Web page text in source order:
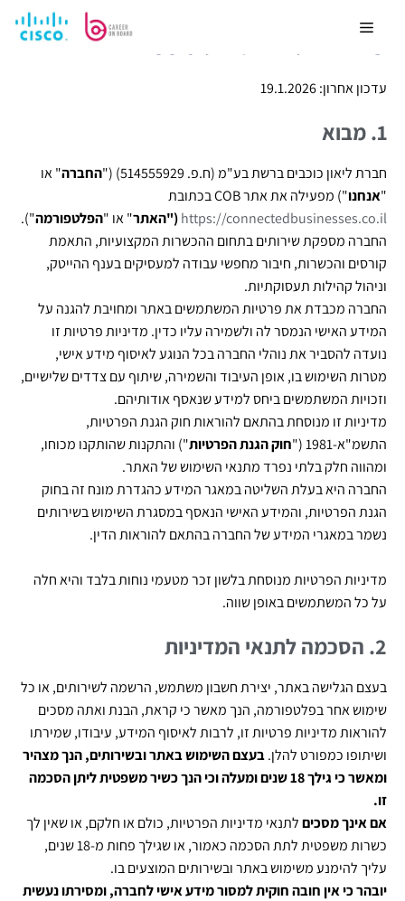
מדיניות פרטיות cob
עדכון אחרון: 19.1.2026
1. מבוא
חברת ליאון כוכבים ברשת בע"מ (ח.פ. 514555929
) ("החברה" או
"אנחנו") מפעילה את אתר COB בכתובת
https://connectedbusinesses.co.il("האתר" או "הפלטפורמה").
החברה מספקת שירותים בתחום ההכשרות המקצועיות, התאמת
קורסים והכשרות, חיבור מחפשי עבודה למעסיקים בענף ההייטק,
וניהול קהילות תעסוקתיות.
החברה מכבדת את פרטיות המשתמשים באתר ומחויבת להגנה על
המידע האישי הנמסר לה ולשמירה עליו כדין. מדיניות פרטיות זו
נועדה להסביר את נוהלי החברה בכל הנוגע לאיסוף מידע אישי,
מטרות השימוש בו, אופן העיבוד והשמירה, שיתוף עם צדדים שלישיים,
וזכויות המשתמשים ביחס למידע שנאסף אודותיהם.
מדיניות זו מנוסחת בהתאם להוראות חוק הגנת הפרטיות,
התשמ"א-1981 ("
חוק הגנת הפרטיות") והתקנות שהותקנו מכוחו,
ומהווה חלק בלתי נפרד מתנאי השימוש של האתר.
החברה היא בעלת השליטה במאגר המידע כהגדרת מונח זה בחוק
הגנת הפרטיות, והמידע האישי הנאסף במסגרת השימוש בשירותים
נשמר במאגרי המידע של החברה בהתאם להוראות הדין.
מדיניות הפרטיות מנוסחת בלשון זכר מטעמי נוחות בלבד והיא חלה
על כל המשתמשים באופן שווה.
2. הסכמה לתנאי המדיניות
בעצם הגלישה באתר, יצירת חשבון משתמש, הרשמה לשירותים, או כל
שימוש אחר בפלטפורמה, הנך מאשר כי קראת, הבנת ואתה מסכים
להוראות מדיניות פרטיות זו, לרבות לאיסוף המידע, עיבודו, שמירתו
ושיתופו כמפורט להלן.בעצם השימוש באתר ובשירותים, הנך מצהיר
ומאשר כי גילך 18 שנים ומעלה וכי הנך כשיר משפטית ליתן הסכמה
זו.
אם אינך מסכיםלתנאי מדיניות הפרטיות, כולם או חלקם, או שאין לך
כשרות משפטית לתת הסכמה כאמור, או שגילך פחות מ-18 שנים,
עליך להימנע משימוש באתר ובשירותים המוצעים בו.
יובהר כי אין חובה חוקית למסור מידע אישי לחברה, ומסירתו נעשית